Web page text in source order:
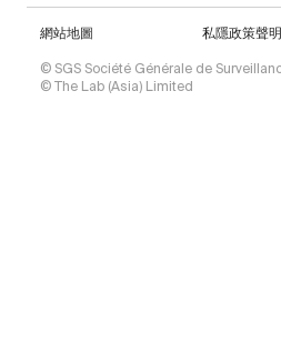
© SGS Société Générale de
© The Lab (Asia) Limited
網站地圖 私隱政策聲明